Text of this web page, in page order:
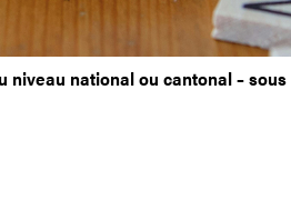
niveau national ou cantonal – sous